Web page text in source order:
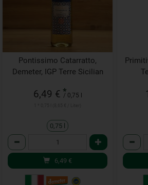
Pontissimo Catarratto,
Demeter, IGP Terre Sicilian
6,49 € *
/ 0,75 l
0,75 l
Anzahl
6,49 €
Anzahl